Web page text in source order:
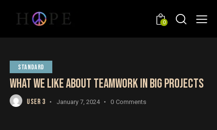
0
STANDARD
WHAT WE LIKE ABOUT TEAMWORK IN BIG PROJECTS
USER 3 January 7, 2024 0 Comments